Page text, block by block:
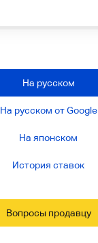
На русском
На русском от Google
На японском
История ставок
Вопросы продавцу